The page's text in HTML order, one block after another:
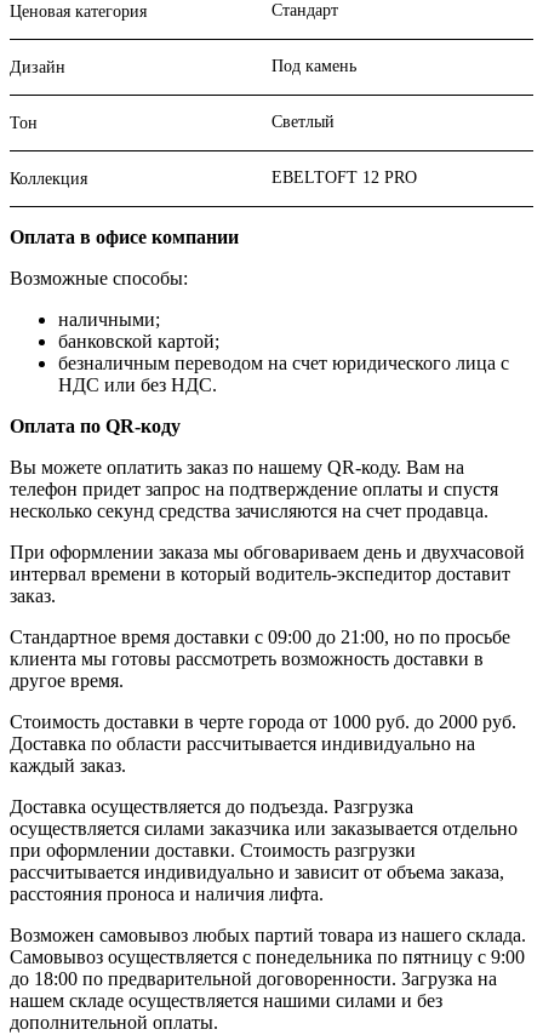
Ценовая категория Стандарт
Дизайн Под камень
Тон Светлый
Коллекция EBELTOFT 12 PRO
Оплата в офисе компании
Возможные способы:
наличными;
банковской картой;
безналичным переводом на счет юридического лица с
НДС или без НДС.
Оплата по QR-коду
Вы можете оплатить заказ по нашему QR-коду. Вам на
телефон придет запрос на подтверждение оплаты и спустя
несколько секунд средства зачисляются на счет продавца.
При оформлении заказа мы обговариваем день и двухчасовой
интервал времени в который водитель-экспедитор доставит
заказ.
Стандартное время доставки с 09:00 до 21:00, но по просьбе
клиента мы готовы рассмотреть возможность доставки в
другое время.
Стоимость доставки в черте города от 1000 руб. до 2000 руб.
Доставка по области рассчитывается индивидуально на
каждый заказ.
Доставка осуществляется до подъезда. Разгрузка
осуществляется силами заказчика или заказывается отдельно
при оформлении доставки. Стоимость разгрузки
рассчитывается индивидуально и зависит от объема заказа,
расстояния проноса и наличия лифта.
Возможен самовывоз любых партий товара из нашего склада.
Самовывоз осуществляется с понедельника по пятницу с 9:00
до 18:00 по предварительной договоренности. Загрузка на
нашем складе осуществляется нашими силами и без
дополнительной оплаты.